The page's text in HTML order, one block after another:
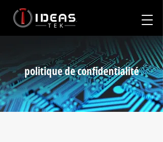
politique de confidentialité